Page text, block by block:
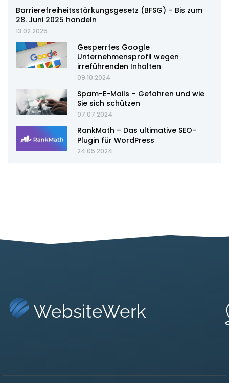
Barrierefreiheitsstärkungsgesetz (BFSG) – Bis zum
28. Juni 2025 handeln
13.02.2025
Gesperrtes Google
Unternehmensprofil wegen
irreführenden Inhalten
09.10.2024
Spam-E-Mails – Gefahren und wie
Sie sich schützen
07.07.2024
RankMath – Das ultimative SEO-
Plugin für WordPress
24.05.2024
WebsiteWerk